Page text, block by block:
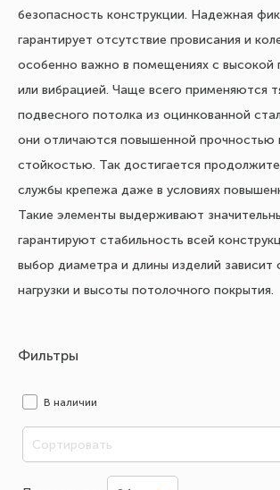
безопасность конструкции. Надежная
гарантирует отсутствие провисания и
особенно важно в помещениях с
или вибрацией. Чаще всего применяются
подвесного потолка из оцинкованной
они отличаются повышенной прочностью
стойкостью. Так достигается
службы крепежа даже в условиях
Такие элементы выдерживают
гарантируют стабильность всей
выбор диаметра и длины изделий зависит
нагрузки и высоты потолочного покрытия.
Фильтры
В наличии
Сортировать